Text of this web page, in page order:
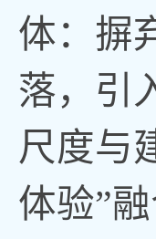
体：摒
落，引
尺度与
体验”